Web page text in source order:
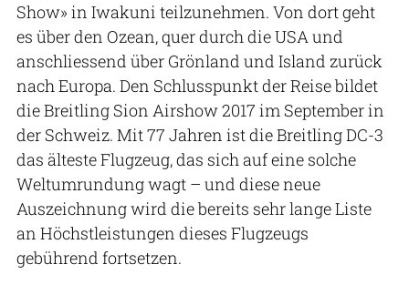
Show» in Iwakuni teilzunehmen. Von dort geht
es über den Ozean, quer durch die USA und
anschliessend über Grönland und Island zurück
nach Europa. Den Schlusspunkt der Reise bildet
die Breitling Sion Airshow 2017 im September in
der Schweiz. Mit 77 Jahren ist die Breitling DC-3
das älteste Flugzeug, das sich auf eine solche
Weltumrundung wagt – und diese neue
Auszeichnung wird die bereits sehr lange Liste
an Höchstleistungen dieses Flugzeugs
gebührend fortsetzen.